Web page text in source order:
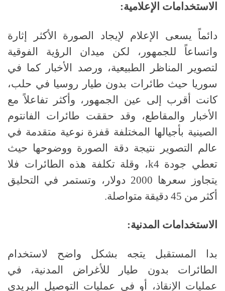
الاستخدامات الإعلامية:
دائماً يسعى الإعلام لإيجاد الصورة الأكثر إثارة
واتساعاً للجمهور، لكن ميدان الرؤية الفوقية
لتصوير المناظر الطبيعية، ورصد الأخبار كما في
سوريا حيث طائرات بدون طيار روسيا في حلب،
كانت أقرب إلى عين الجمهور، وأكثر تفاعلاً مع
الأخبار والمقاطع، وقد حققت طائرات الفانتوم
الصينية بأجيالها المختلفة قفزة نوعية متقدمة في
عالم التصوير نتيجة دقة الصورة ووضوحها حيث
تعطي جودة 4 k، وقلة تكلفة هذه الطائرات فلا
يتجاوز سعرها 2000 دولار، وتستمر في التحليق
أكثر من 45 دقيقة متواصلة.
الاستخدامات المدنية:
بدا المستقبل يتجه بشكل واضح لاستخدام
الطائرات بدون طيار للأغراض المدنية، في
عمليات الإنقاذ، أو في عمليات التوصيل البريدي